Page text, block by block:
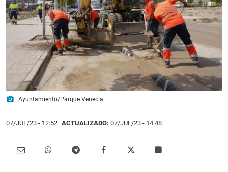
photo_camera Ayuntamiento/Parque Venecia
07/JUL/23 - 12:52 ACTUALIZADO: 07/JUL/23 - 14:48